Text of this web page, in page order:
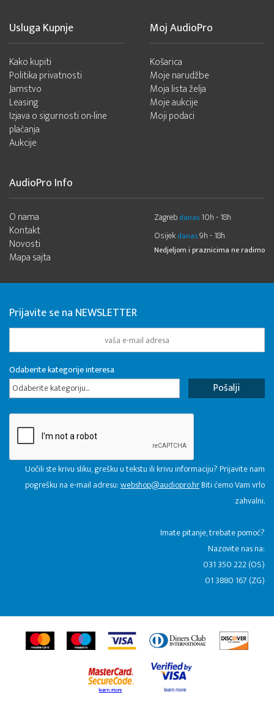
Usluga Kupnje
Kako kupiti
Politika privatnosti
Jamstvo
Leasing
Izjava o sigurnosti on-line
plaćanja
Aukcije
Moj AudioPro
Košarica
Moje narudžbe
Moja lista želja
Moje aukcije
Moji podaci
AudioPro Info
O nama
Kontakt
Novosti
Mapa sajta
Zagreb danas 10h - 18h
Osijek danas9h - 18h
Nedjeljom i praznicima ne radimo
Prijavite se na NEWSLETTER
Odaberite kategorije interesa
Odaberite kategoriju...
Uočili ste krivu sliku, grešku u tekstu ili krivu informaciju? Prijavite nam
pogrešku na e-mail adresu:webshop@audiopro.hrBiti ćemo Vam vrlo
zahvalni.
​Imate pitanje, trebate pomoć?
Nazovite nas na:
031 350 222 (OS)
01 3880 167 (ZG)